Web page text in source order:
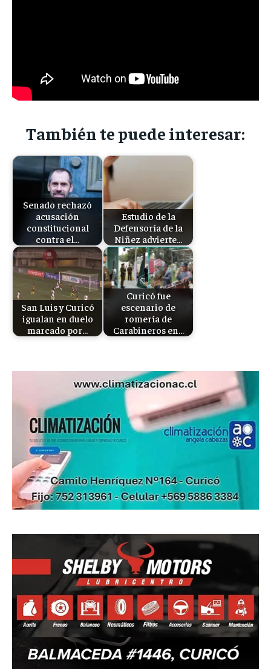
También te puede interesar:
Senado rechazó
acusación
constitucional
contra el…
Estudio de la
Defensoría de la
Niñez advierte…
San Luis y Curicó
igualan en duelo
marcado por…
Curicó fue
escenario de
romería de
Carabineros en…